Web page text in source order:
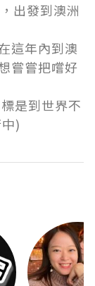
出發到澳洲
這年內到澳
嘗嘗把嚐好
是到世界不
)